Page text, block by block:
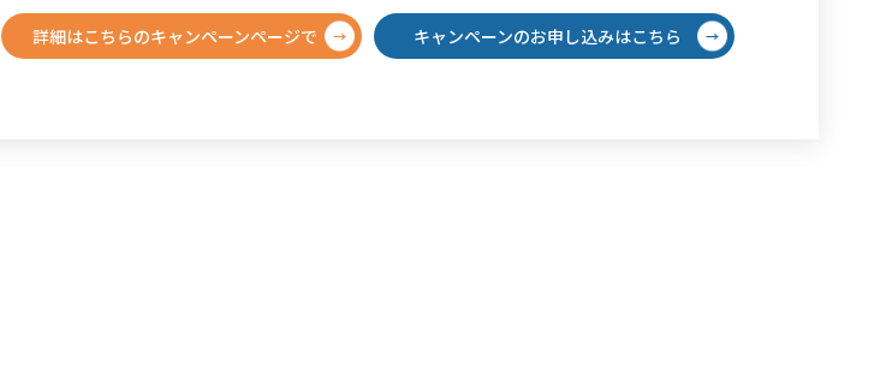
詳細はこちらのキャンペーンページで キャンペーンのお申し込みはこちら